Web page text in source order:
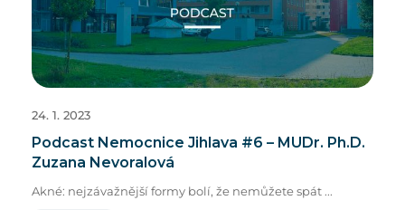
Podcast Nemocnice Jihlava #6 – MUDr. Ph.D.
Zuzana Nevoralová
Akné: nejzávažnější formy bolí, že nemůžete spát ...
24. 1. 2023